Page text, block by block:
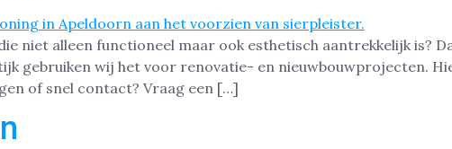
niet alleen functioneel maar ook esthetisch aantrekkelijk is?
gebruiken wij het voor renovatie- en nieuwbouwprojecten.
of snel contact? Vraag een […]